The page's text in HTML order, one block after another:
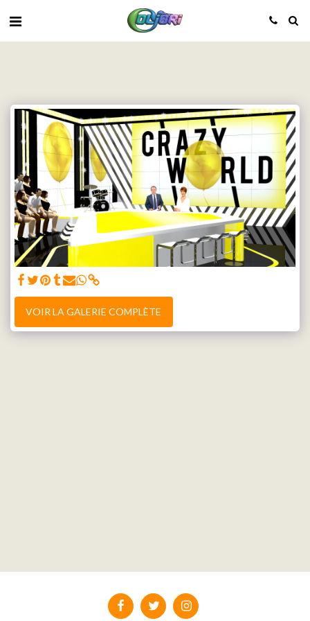
VOIR LA GALERIE COMPLÈTE